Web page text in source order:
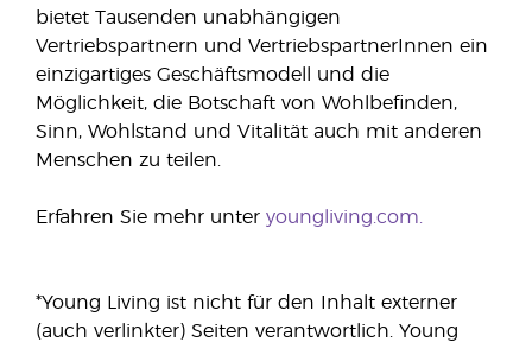
bietet Tausenden unabhängigen
Vertriebspartnern und VertriebspartnerInnen ein
einzigartiges Geschäftsmodell und die
Möglichkeit, die Botschaft von Wohlbefinden,
Sinn, Wohlstand und Vitalität auch mit anderen
Menschen zu teilen.
Erfahren Sie mehr unter youngliving.com.
*Young Living ist nicht für den Inhalt externer
(auch verlinkter) Seiten verantwortlich. Young